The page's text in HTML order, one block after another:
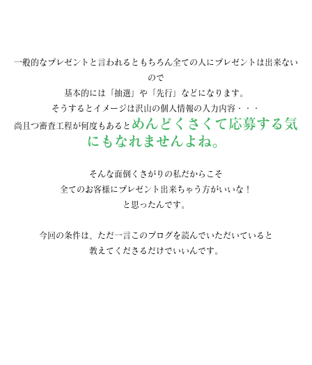
一般的なプレゼントと言われるともちろん全ての人にプレゼントは出来ない
ので
基本的には「抽選」や「先行」などになります。
そうするとイメージは沢山の個人情報の入力内容・・・
尚且つ審査工程が何度もあると めんどくさくて応募する気
にもなれませんよね。
そんな面倒くさがりの私だからこそ
全てのお客様にプレゼント出来ちゃう方がいいな！
と思ったんです。
今回の条件は、ただ一言このブログを読んでいただいていると
教えてくださるだけでいいんです。